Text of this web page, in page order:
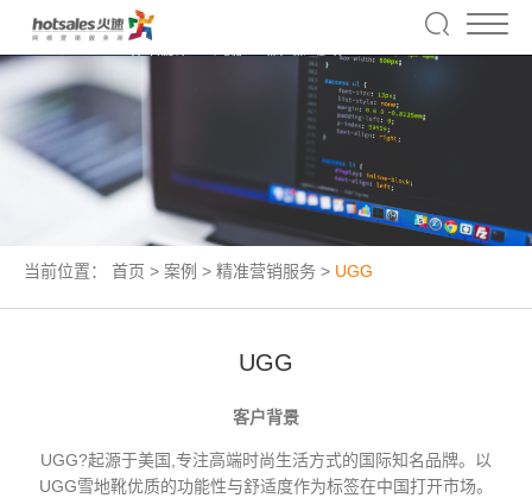
当前位置： 首页 > 案例 > 精准营销服务 > UGG
UGG
客户背景
UGG?起源于美国,专注高端时尚生活方式的国际知名品牌。以
UGG雪地靴优质的功能性与舒适度作为标签在中国打开市场。